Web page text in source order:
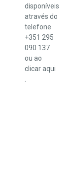
disponíveis
através do
telefone
+351 295
090 137
ou ao
clicaraqui